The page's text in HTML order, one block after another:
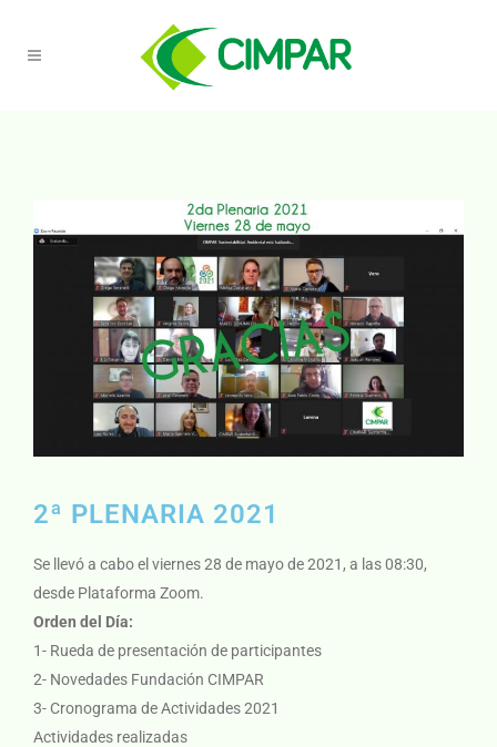
2ª PLENARIA 2021
Se llevó a cabo el viernes 28 de mayo de 2021, a las 08:30,
desde Plataforma Zoom.
Orden del Día:
1- Rueda de presentación de participantes
2- Novedades Fundación CIMPAR
3- Cronograma de Actividades 2021
Actividades realizadas